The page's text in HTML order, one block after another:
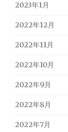
2023年1月
2022年12月
2022年11月
2022年10月
2022年9月
2022年8月
2022年7月